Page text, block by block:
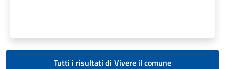
Tutti i risultati di Vivere il comune